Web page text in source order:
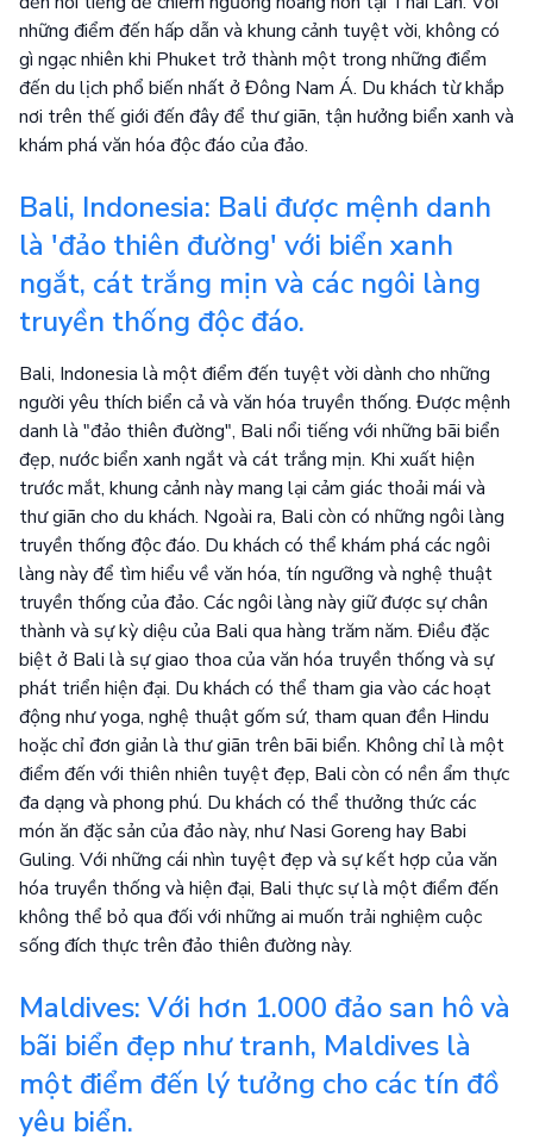
những điểm đến hấp dẫn và khung cảnh tuyệt vời, không có
gì ngạc nhiên khi Phuket trở thành một trong những điểm
đến du lịch phổ biến nhất ở Đông Nam Á. Du khách từ khắp
nơi trên thế giới đến đây để thư giãn, tận hưởng biển xanh và
khám phá văn hóa độc đáo của đảo.
Bali, Indonesia: Bali được mệnh danh
là 'đảo thiên đường' với biển xanh
ngắt, cát trắng mịn và các ngôi làng
truyền thống độc đáo.
Bali, Indonesia là một điểm đến tuyệt vời dành cho những
người yêu thích biển cả và văn hóa truyền thống. Được mệnh
danh là "đảo thiên đường", Bali nổi tiếng với những bãi biển
đẹp, nước biển xanh ngắt và cát trắng mịn. Khi xuất hiện
trước mắt, khung cảnh này mang lại cảm giác thoải mái và
thư giãn cho du khách. Ngoài ra, Bali còn có những ngôi làng
truyền thống độc đáo. Du khách có thể khám phá các ngôi
làng này để tìm hiểu về văn hóa, tín ngưỡng và nghệ thuật
truyền thống của đảo. Các ngôi làng này giữ được sự chân
thành và sự kỳ diệu của Bali qua hàng trăm năm. Điều đặc
biệt ở Bali là sự giao thoa của văn hóa truyền thống và sự
phát triển hiện đại. Du khách có thể tham gia vào các hoạt
động như yoga, nghệ thuật gốm sứ, tham quan đền Hindu
hoặc chỉ đơn giản là thư giãn trên bãi biển. Không chỉ là một
điểm đến với thiên nhiên tuyệt đẹp, Bali còn có nền ẩm thực
đa dạng và phong phú. Du khách có thể thưởng thức các
món ăn đặc sản của đảo này, như Nasi Goreng hay Babi
Guling. Với những cái nhìn tuyệt đẹp và sự kết hợp của văn
hóa truyền thống và hiện đại, Bali thực sự là một điểm đến
không thể bỏ qua đối với những ai muốn trải nghiệm cuộc
sống đích thực trên đảo thiên đường này.
Maldives: Với hơn 1.000 đảo san hô và
bãi biển đẹp như tranh, Maldives là
một điểm đến lý tưởng cho các tín đồ
yêu biển.